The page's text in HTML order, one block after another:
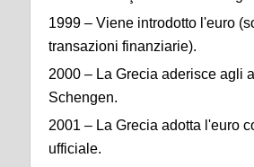
1999 – Viene introdotto l'euro
transazioni finanziarie).
2000 – La Grecia aderisce agli
Schengen.
2001 – La Grecia adotta l'euro
ufficiale.